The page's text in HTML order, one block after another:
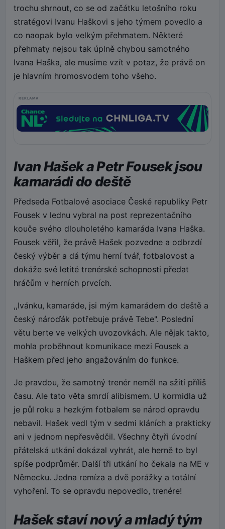
trochu shrnout, co se od začátku letošního roku
stratégovi Ivanu Haškovi s jeho týmem povedlo a
co naopak bylo velkým přehmatem. Některé
přehmaty nejsou tak úplně chybou samotného
Ivana Haška, ale musíme vzít v potaz, že právě on
je hlavním hromosvodem toho všeho.
REKLAMA
Ivan Hašek a Petr Fousek jsou
kamarádi do deště
Předseda Fotbalové asociace České republiky Petr
Fousek v lednu vybral na post reprezentačního
kouče svého dlouholetého kamaráda Ivana Haška.
Fousek věřil, že právě Hašek pozvedne a odbrzdí
český výběr a dá týmu herní tvář, fotbalovost a
dokáže své letité trenérské schopnosti předat
hráčům v herních prvcích.
,,Ivánku, kamaráde, jsi mým kamarádem do deště a
český nároďák potřebuje právě Tebe". Poslední
větu berte ve velkých uvozovkách. Ale nějak takto,
mohla proběhnout komunikace mezi Fousek a
Haškem před jeho angažováním do funkce.
Je pravdou, že samotný trenér neměl na sžití příliš
času. Ale tato věta smrdí alibismem. U kormidla už
je půl roku a hezkým fotbalem se národ opravdu
nebavil. Hašek vedl tým v sedmi kláních a prakticky
ani v jednom nepřesvědčil. Všechny čtyři úvodní
přátelská utkání dokázal vyhrát, ale herně to byl
spíše podprůměr. Další tři utkání ho čekala na ME v
Německu. Jedna remíza a dvě porážky a totální
vyhoření. To se opravdu nepovedlo, trenére!
Hašek staví nový a mladý tým